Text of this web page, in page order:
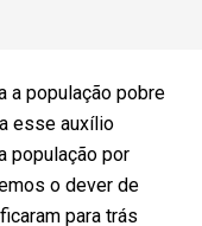
a população pobre
esse auxílio
população por
o dever de
para trás